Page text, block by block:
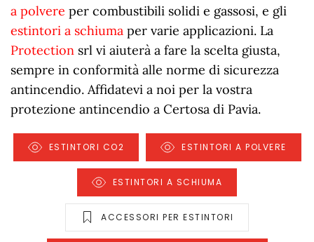
a polvere per combustibili solidi e gassosi, e gli
estintori a schiuma per varie applicazioni. La
Protection srl vi aiuterà a fare la scelta giusta,
sempre in conformità alle norme di sicurezza
antincendio. Affidatevi a noi per la vostra
protezione antincendio a Certosa di Pavia.
ESTINTORI CO2 ESTINTORI A POLVERE
ESTINTORI A SCHIUMA
ACCESSORI PER ESTINTORI